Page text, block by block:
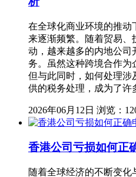
在全球化商业环境的推动
来逐渐频繁。随着贸易、
动，越来越多的内地公司
务。虽然这种跨境合作为
但与此同时，如何处理涉
供的税务处理，成为了许
2026年06月12日 浏览：
香港公司亏损如何正
随着全球经济的不断变化